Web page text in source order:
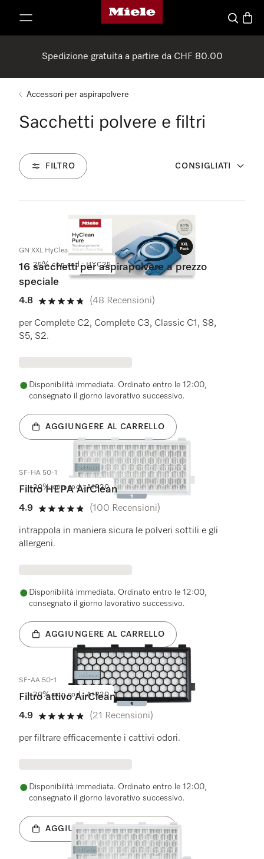
Homepage di Miele
Cerca
Spedizione gratuita a partire da CHF 80.00
Accessori per aspirapolvere
Sacchetti polvere e filtri
FILTRO CONSIGLIATI
30
25% con cod.: HYC25
GN XXL HyClean Pure
16 sacchetti per aspirapolvere a prezzo
speciale
4.8
4.8 su 5 stelle
(48 Recensioni)
per Complete C2, Complete C3, Classic C1, S8,
S5, S2.
Disponibilità immediata. Ordinato entro le 12:00,
consegnato il giorno lavorativo successivo.
AGGIUNGERE AL CARRELLO
20% con cod.: AIR20
SF-HA 50-1
Filtro HEPA AirClean
4.9
4.9 su 5 stelle
(100 Recensioni)
intrappola in maniera sicura le polveri sottili e gli
allergeni.
Disponibilità immediata. Ordinato entro le 12:00,
consegnato il giorno lavorativo successivo.
AGGIUNGERE AL CARRELLO
20% con cod.: AIR20
SF-AA 50-1
Filtro attivo AirClean
4.9
4.9 su 5 stelle
(21 Recensioni)
per filtrare efficacemente i cattivi odori.
Disponibilità immediata. Ordinato entro le 12:00,
consegnato il giorno lavorativo successivo.
AGGIUNGERE AL CARRELLO